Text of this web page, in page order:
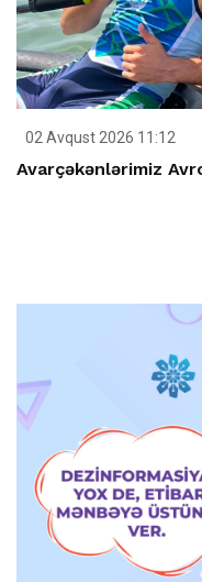
02 Avqust 2026 11:12
Avarçəkənlərimiz